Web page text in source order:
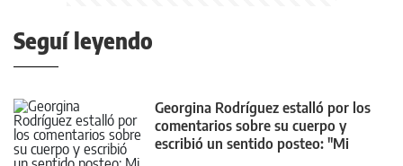
Seguí leyendo
Georgina Rodríguez estalló por los
comentarios sobre su cuerpo y
escribió un sentido posteo: "Mi